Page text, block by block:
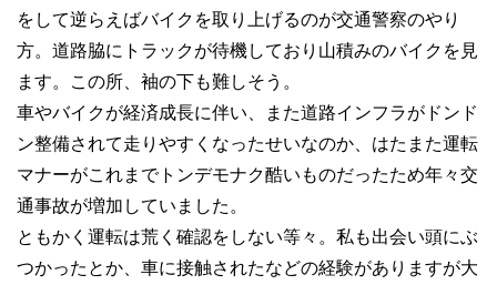
をして逆らえばバイクを取り上げるのが交通警察のやり
方。道路脇にトラックが待機しており山積みのバイクを見
ます。この所、袖の下も難しそう。
車やバイクが経済成長に伴い、また道路インフラがドンド
ン整備されて走りやすくなったせいなのか、はたまた運転
マナーがこれまでトンデモナク酷いものだったため年々交
通事故が増加していました。
ともかく運転は荒く確認をしない等々。私も出会い頭にぶ
つかったとか、車に接触されたなどの経験がありますが大